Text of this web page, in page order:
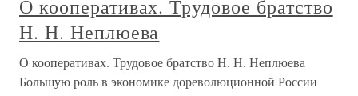
О кооперативах. Трудовое братство
H. Н. Неплюева
О кооперативах. Трудовое братство H. Н. Неплюева
Большую роль в экономике дореволюционной России